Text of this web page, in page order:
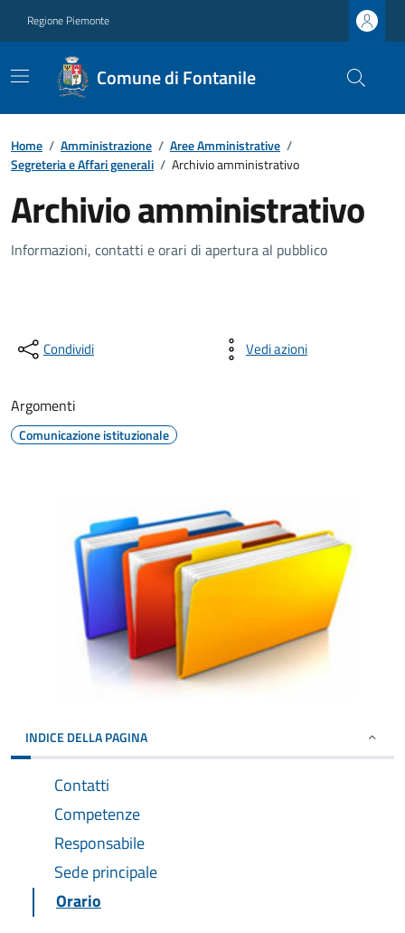
Regione Piemonte
Comune di Fontanile
Home / Amministrazione / Aree Amministrative /
Segreteria e Affari generali / Archivio amministrativo
Archivio amministrativo
Informazioni, contatti e orari di apertura al pubblico
Condividi Vedi azioni
Argomenti
Comunicazione istituzionale
INDICE DELLA PAGINA
Contatti
Competenze
Responsabile
Sede principale
Orario